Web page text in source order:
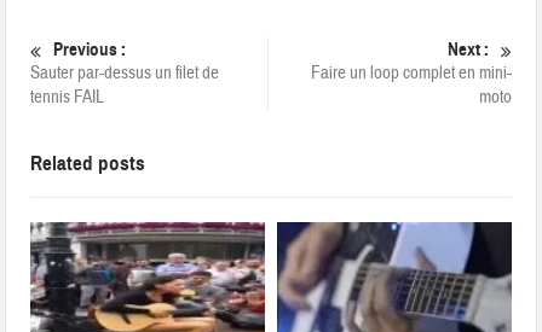
Previous :
Sauter par-dessus un filet de
tennis FAIL
Next :
Faire un loop complet en mini-
moto
Related posts